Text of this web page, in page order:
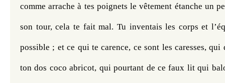
comme arrache à tes poignets le vêtement étanche un
son tour, cela te fait mal. Tu inventais les corps et
possible ; et ce qui te carence, ce sont les caresses,
ton dos coco abricot, qui pourtant de ce faux lit qui